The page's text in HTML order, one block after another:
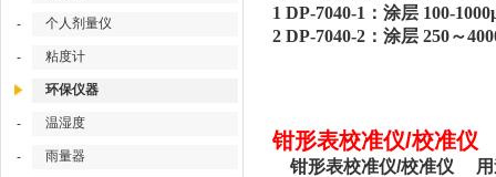
- 个人剂量仪
- 粘度计
环保仪器
- 温湿度
- 雨量器
1 DP-7040-1：涂层 100-
2 DP-7040-2：涂层 250～
钳形表校准仪/校准仪
钳形表校准仪/校准仪 用